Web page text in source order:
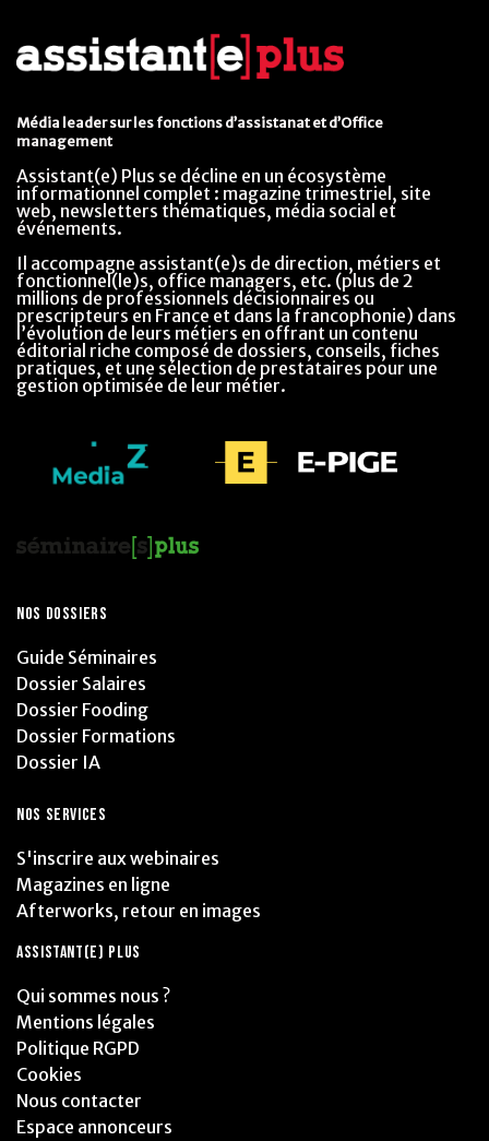
Média leader sur les fonctions d’assistanat et d’Office
management
Assistant(e) Plus se décline en un écosystème
informationnel complet : magazine trimestriel, site
web, newsletters thématiques, média social et
événements.
Il accompagne assistant(e)s de direction, métiers et
fonctionnel(le)s, office managers, etc. (plus de 2
millions de professionnels décisionnaires ou
prescripteurs en France et dans la francophonie) dans
l’évolution de leurs métiers en offrant un contenu
éditorial riche composé de dossiers, conseils, fiches
pratiques, et une sélection de prestataires pour une
gestion optimisée de leur métier.
NOS DOSSIERS
Guide Séminaires
Dossier Salaires
Dossier Fooding
Dossier Formations
Dossier IA
NOS SERVICES
S'inscrire aux webinaires
Magazines en ligne
Afterworks, retour en images
ASSISTANT(E) PLUS
Qui sommes nous ?
Mentions légales
Politique RGPD
Cookies
Nous contacter
Espace annonceurs